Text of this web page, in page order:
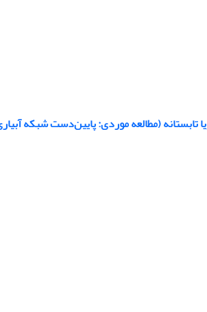
تابستانه (مطالعه موردی: پایین‌دست شبکه